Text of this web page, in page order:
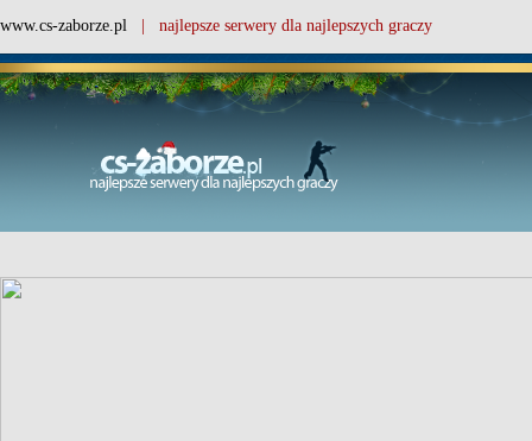
www.cs-zaborze.pl | najlepsze serwery dla najlepszych graczy